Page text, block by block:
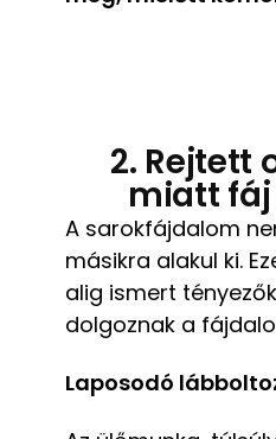
2. Rejtett
miatt
A sarokfájdalom
másikra alakul ki.
alig ismert
dolgoznak a
Laposodó